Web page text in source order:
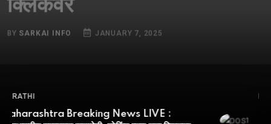
BYSARKAI INFO
Maharashtra Breaking News LIVE :